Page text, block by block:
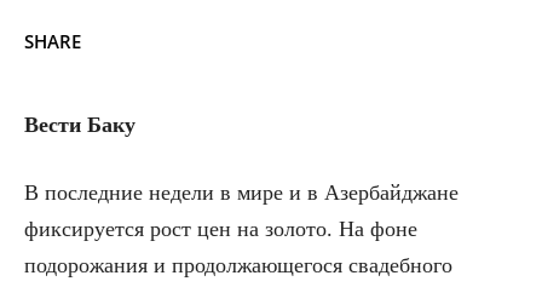
SHARE
Вести Баку
В последние недели в мире и в Азербайджане
фиксируется рост цен на золото. На фоне
подорожания и продолжающегося свадебного